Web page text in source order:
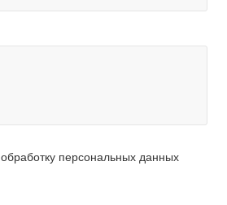
обработку персональных данных